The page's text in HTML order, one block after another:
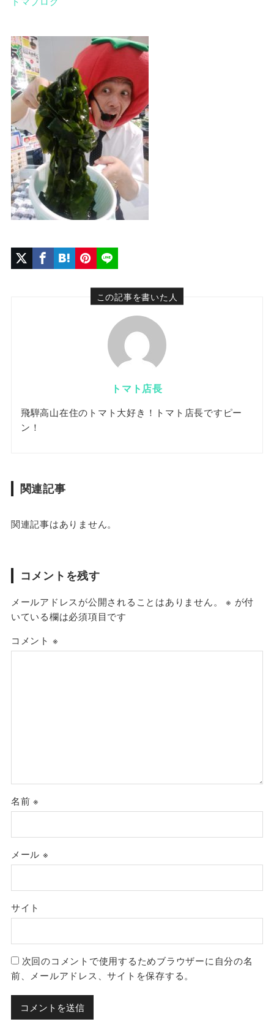
この記事を書いた人
トマト店長
飛騨高山在住のトマト大好き！トマト店長ですピー
ン！
関連記事
関連記事はありません。
コメントを残す
メールアドレスが公開されることはありません。 ※ が付
いている欄は必須項目です
コメント ※
名前※
メール ※
サイト
次回のコメントで使用するためブラウザーに自分の名
前、メールアドレス、サイトを保存する。